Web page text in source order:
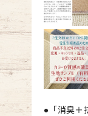
●「消臭＋